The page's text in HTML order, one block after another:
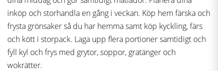
inköp och storhandla en gång i veckan. Köp hem färska och
frysta grönsaker så du har hemma samt köp kyckling, färs
och kött i storpack. Laga upp flera portioner samtidigt och
fyll kyl och frys med grytor, soppor, gratänger och
wokrätter.